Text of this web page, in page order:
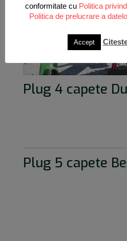
Plug 4 capete
Plug 5 capete
conformitate cu Politica
Politica de prelucrare a
Accept